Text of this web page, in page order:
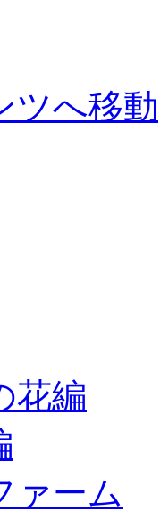
ツへ移動
花編
ァーム